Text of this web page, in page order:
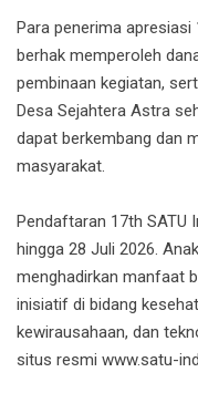
Para penerima
berhak memperoleh
pembinaan kegiatan,
Desa Sejahtera Astra
dapat berkembang dan
masyarakat.
Pendaftaran 17th SATU
hingga 28 Juli 2026.
menghadirkan manfaat
inisiatif di bidang
kewirausahaan, dan
situs resmi www.satu-